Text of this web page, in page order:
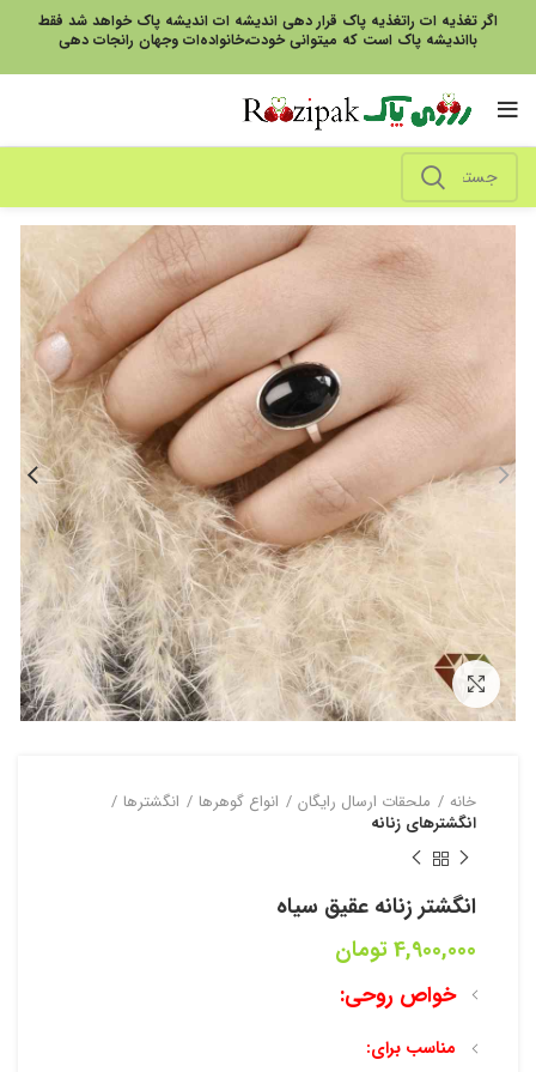
اگر تغذیه ات راتغذیه پاک قرار دهی اندیشه ات اندیشه پاک خواهد شد فقط
بااندیشه پاک است که میتوانی خودت،خانواده‌ات وجهان رانجات دهی
بزرگنمایی تصویر
خانه ملحقات ارسال رایگان انواع گوهرها
انگشترها
انگشترهای زنانه
انگشتر زنانه عقیق سیاه
4,900,000تومان
خواص روحی:
مناسب برای: